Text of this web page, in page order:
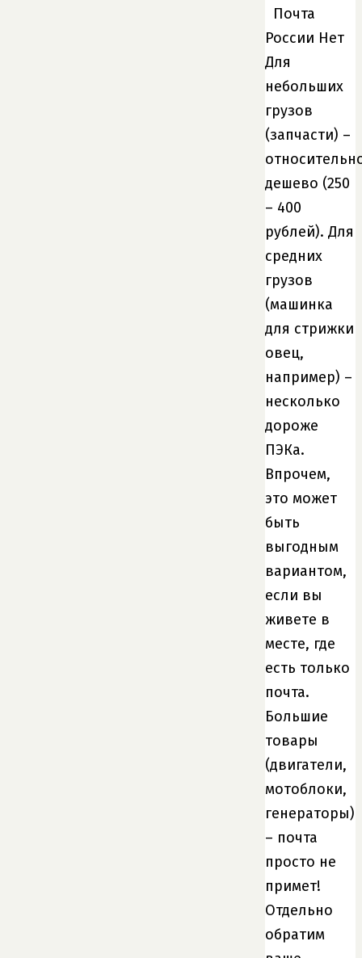
Почта
России Нет
Для
небольших
грузов
(запчасти) –
дешево (250
– 400
рублей). Для
средних
грузов
(машинка
для стрижки
овец,
например) –
несколько
дороже
ПЭКа.
Впрочем,
это может
быть
выгодным
вариантом,
если вы
живете в
месте, где
есть только
почта.
Большие
товары
(двигатели,
мотоблоки,
генераторы)
– почта
просто не
примет!
Отдельно
обратим